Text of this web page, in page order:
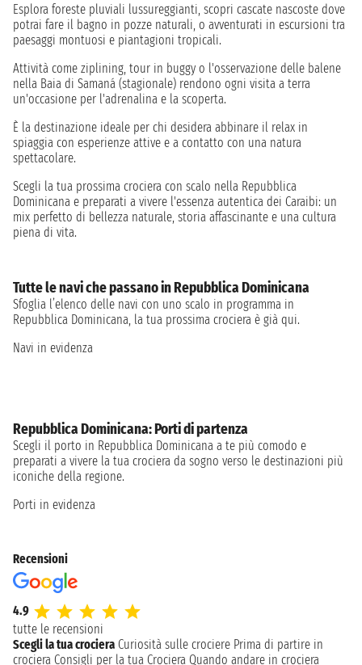
Esplora foreste pluviali lussureggianti, scopri cascate nascoste dove
potrai fare il bagno in pozze naturali, o avventurati in escursioni tra
paesaggi montuosi e piantagioni tropicali.
Attività come ziplining, tour in buggy o l'osservazione delle balene
nella Baia di Samaná (stagionale) rendono ogni visita a terra
un'occasione per l'adrenalina e la scoperta.
È la destinazione ideale per chi desidera abbinare il relax in
spiaggia con esperienze attive e a contatto con una natura
spettacolare.
Scegli la tua prossima crociera con scalo nella Repubblica
Dominicana e preparati a vivere l'essenza autentica dei Caraibi: un
mix perfetto di bellezza naturale, storia affascinante e una cultura
piena di vita.
Tutte le navi che passano in Repubblica Dominicana
Sfoglia l’elenco delle navi con uno scalo in programma in
Repubblica Dominicana, la tua prossima crociera è già qui.
Navi in evidenza
Repubblica Dominicana: Porti di partenza
Scegli il porto in Repubblica Dominicana a te più comodo e
preparati a vivere la tua crociera da sogno verso le destinazioni più
iconiche della regione.
Porti in evidenza
Recensioni
4.9
tutte le recensioni
Scegli la tua crociera Curiosità sulle crociere Prima di partire in
crociera Consigli per la tua Crociera Quando andare in crociera